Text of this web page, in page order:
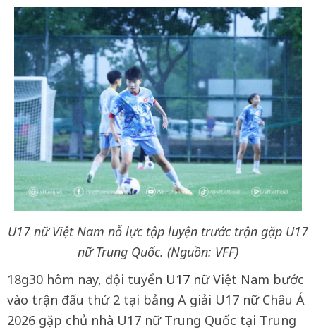
U17 nữ Việt Nam nỗ lực tập luyện trước trận gặp U17
nữ Trung Quốc. (Nguồn: VFF)
18g30 hôm nay, đội tuyển U17 nữViệt Nam bước
vào trận đấu thứ 2 tại bảng A giải U17 nữ Châu Á
2026 gặp chủ nhà U17 nữ Trung Quốc tại Trung